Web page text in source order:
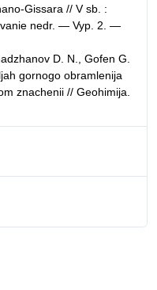
Gissara // V sb. :
nedr. — Vyp. 2. —
D. N., Gofen G.
gornogo obramlenija
znachenii // Geohimija.